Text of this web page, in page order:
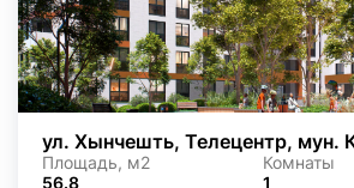
ул. Хынчешть, Телецентр, мун.
Площадь, м2
56.8
Комнаты
1